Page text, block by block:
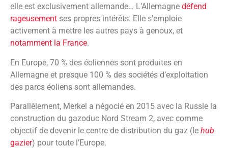
elle est exclusivement allemande… L’Allemagne défend
rageusement ses propres intérêts. Elle s’emploie
activement à mettre les autres pays à genoux, et
notamment la France.
En Europe, 70 % des éoliennes sont produites en
Allemagne et presque 100 % des sociétés d’exploitation
des parcs éoliens sont allemandes.
Parallèlement, Merkel a négocié en 2015 avec la Russie la
construction du gazoduc Nord Stream 2, avec comme
objectif de devenir le centre de distribution du gaz (le hub
gazier) pour toute l’Europe.